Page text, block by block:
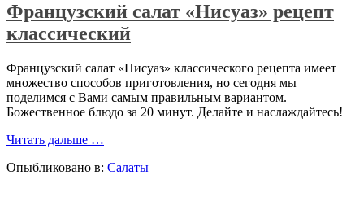
Французский салат «Нисуаз» рецепт
классический
Французский салат «Нисуаз» классического рецепта имеет
множество способов приготовления, но сегодня мы
поделимся с Вами самым правильным вариантом.
Божественное блюдо за 20 минут. Делайте и наслаждайтесь!
Читать дальше
«Нисуаз»
…
Опыбликовано в: Салаты